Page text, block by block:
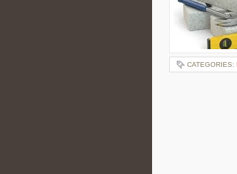
CATEGORIES: